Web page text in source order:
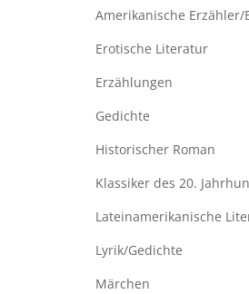
Amerikanische
Erotische Literatur
Erzählungen
Gedichte
Historischer Roman
Klassiker des 20.
Lateinamerikanische
Lyrik/Gedichte
Märchen